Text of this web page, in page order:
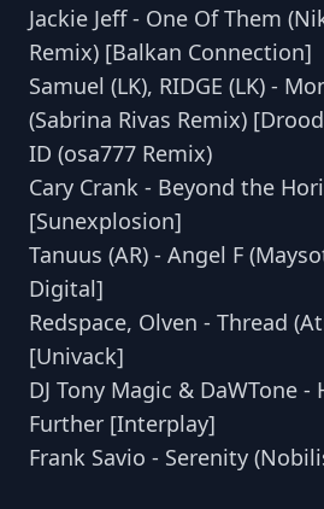
Jackie Jeff - One Of Them
Remix) [Balkan Connection]
Samuel (LK), RIDGE (LK) -
(Sabrina Rivas Remix)
ID (osa777 Remix)
Cary Crank - Beyond the
[Sunexplosion]
Tanuus (AR) - Angel F
Digital]
Redspace, Olven - Thread
[Univack]
DJ Tony Magic & DaWTone -
Further [Interplay]
Frank Savio - Serenity